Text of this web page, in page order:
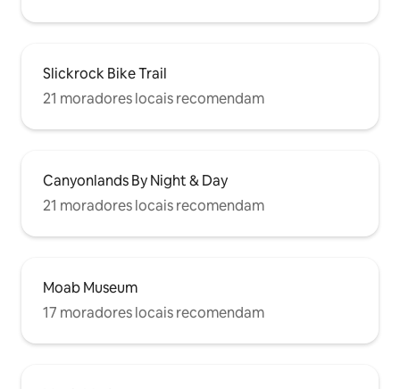
Slickrock Bike Trail
21 moradores locais recomendam
Canyonlands By Night & Day
21 moradores locais recomendam
Moab Museum
17 moradores locais recomendam